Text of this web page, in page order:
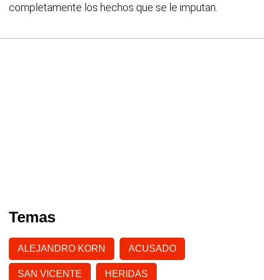
completamente los hechos que se le imputan.
Temas
ALEJANDRO KORN ACUSADO
SAN VICENTE HERIDAS